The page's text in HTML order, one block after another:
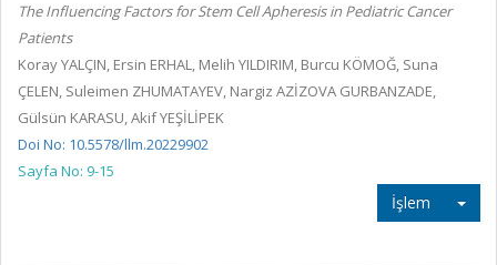
The Influencing Factors for Stem Cell Apheresis in Pediatric Cancer
Patients
Koray YALÇIN, Ersin ERHAL, Melih YILDIRIM, Burcu KÖMOĞ, Suna
ÇELEN, Suleimen ZHUMATAYEV, Nargiz AZİZOVA GURBANZADE,
Gülsün KARASU, Akif YEŞİLİPEK
Doi No: 10.5578/llm.20229902
Sayfa No: 9-15
İşlem